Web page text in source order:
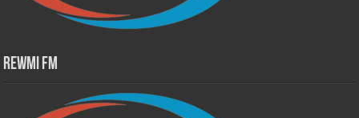
Rewmi Fm